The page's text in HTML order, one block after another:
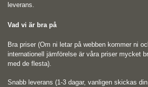
leverans.
Vad vi är bra på
Bra priser (Om ni letar på webben kommer ni
internationell jämförelse är våra priser mycket
med de flesta).
Snabb leverans (1-3 dagar, vanligen skickas